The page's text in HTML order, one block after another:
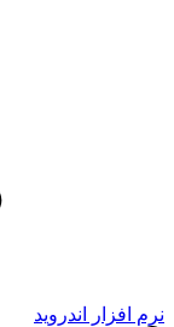
نرم افزار اندروید